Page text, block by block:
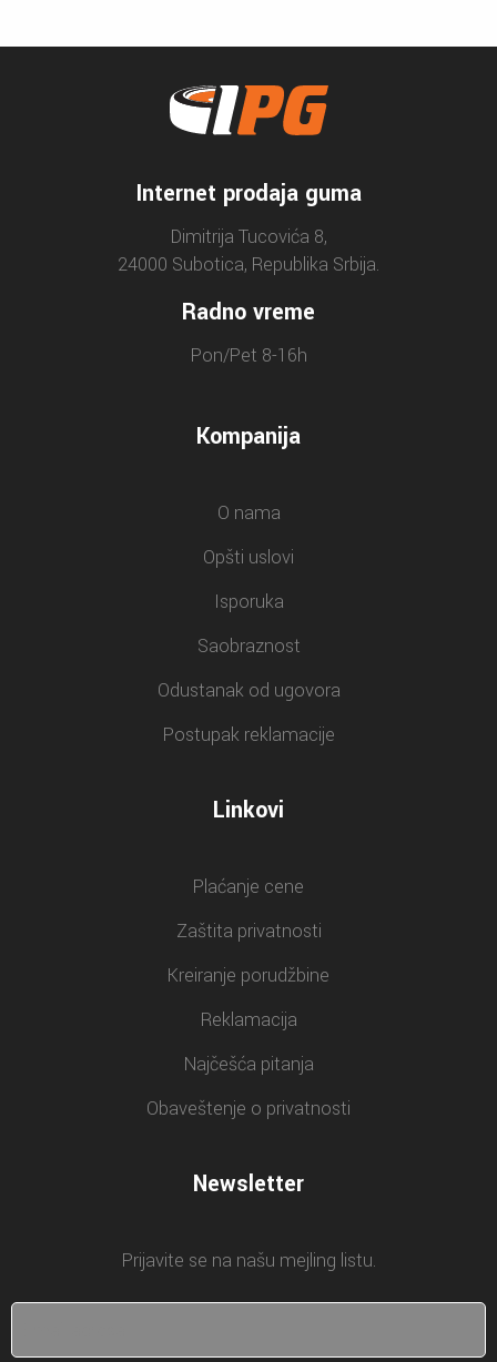
Internet prodaja guma
Dimitrija Tucovića 8,
24000 Subotica, Republika Srbija.
Radno vreme
Pon/Pet 8-16h
Kompanija
O nama
Opšti uslovi
Isporuka
Saobraznost
Odustanak od ugovora
Postupak reklamacije
Linkovi
Plaćanje cene
Zaštita privatnosti
Kreiranje porudžbine
Reklamacija
Najčešća pitanja
Obaveštenje o privatnosti
Newsletter
Prijavite se na našu mejling listu.